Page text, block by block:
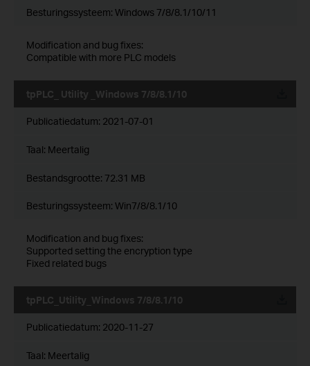
Besturingssysteem: Windows 7/8/8.1/10/11
Modification and bug fixes:
Compatible with more PLC models
tpPLC_ Utility _Windows 7/8/8.1/10
Publicatiedatum: 2021-07-01
Taal: Meertalig
Bestandsgrootte: 72.31 MB
Besturingssysteem: Win7/8/8.1/10
Modification and bug fixes:
Supported setting the encryption type
Fixed related bugs
tpPLC_Utility_Windows 7/8/8.1/10
Publicatiedatum: 2020-11-27
Taal: Meertalig